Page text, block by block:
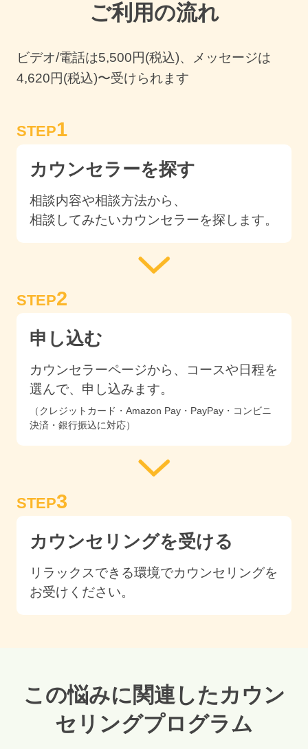
ご利用の流れ
ビデオ/電話は5,500円(税込)、メッセージは
4,620円(税込)〜受けられます
STEP1
カウンセラーを探す
相談内容や相談方法から、
相談してみたいカウンセラーを探します。
STEP2
申し込む
カウンセラーページから、コースや日程を
選んで、申し込みます。
（クレジットカード・Amazon Pay・PayPay・コンビニ
決済・銀行振込に対応）
STEP3
カウンセリングを受ける
リラックスできる環境でカウンセリングを
お受けください。
この悩みに関連したカウン
セリングプログラム